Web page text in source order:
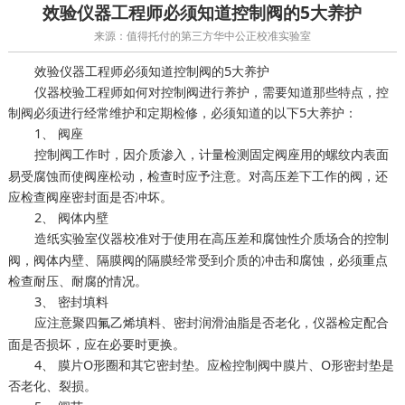
效验仪器工程师必须知道控制阀的5大养护
来源：值得托付的第三方华中公正校准实验室
效验仪器工程师必须知道控制阀的5大养护
仪器校验工程师如何对控制阀进行养护，需要知道那些特点，控
制阀必须进行经常维护和定期检修，必须知道的以下5大养护：
1、 阀座
控制阀工作时，因介质渗入， 计量检测 固定阀座用的螺纹内表面
易受腐蚀而使阀座松动，检查时应予注意。对高压差下工作的阀，还
应检查阀座密封面是否冲坏。
2、 阀体内壁
造纸实验室仪器校准对于使用在高压差和腐蚀性介质场合的控制
阀，阀体内壁、隔膜阀的隔膜经常受到介质的冲击和腐蚀，必须重点
检查耐压、耐腐的情况。
3、 密封填料
应注意聚四氟乙烯填料、密封润滑油脂是否老化， 仪器检定配合
面是否损坏，应在必要时更换。
4、 膜片O形圈和其它密封垫。应检控制阀中膜片、O形密封垫是
否老化、裂损。